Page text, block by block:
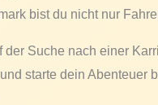
bist du nicht nur
der Suche nach einer
starte dein Abenteuer